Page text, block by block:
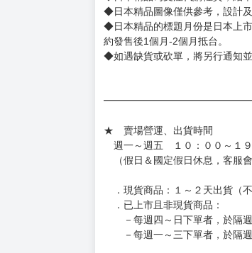
◆逾期未取且訂單取消後三個工
◆書籍贈品&上市日、依出版社最
有時會上市前更改贈品內容或延
◆網路購物取貨後開箱時建議全
訂金金額將退回至買動漫錢包。
◆日本精品為受注代購性質，結
◆日本精品圖像僅供參考，設計
約發售後1個月-2個月抵台。
◆如遇缺貨或砍單，將另行通知